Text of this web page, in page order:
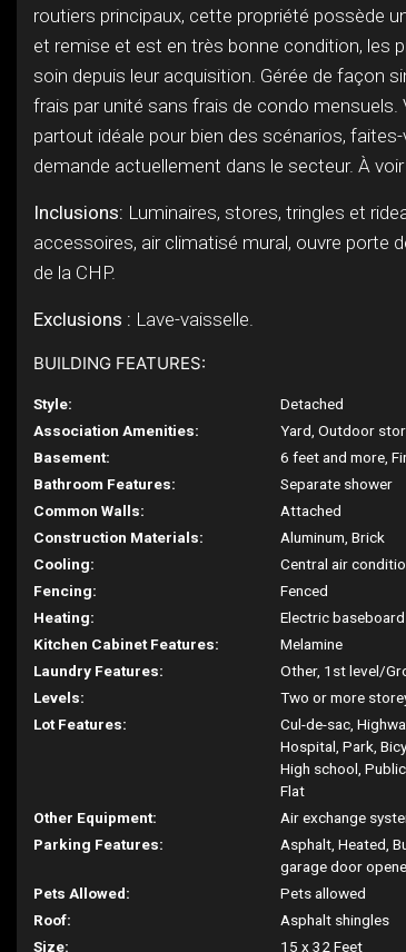
routiers principaux, cette propriété possède
et remise et est en très bonne condition, les
soin depuis leur acquisition. Gérée de façon
frais par unité sans frais de condo mensuels.
partout idéale pour bien des scénarios,
demande actuellement dans le secteur. À voir
Inclusions: Luminaires, stores, tringles et
accessoires, air climatisé mural, ouvre porte
de la CHP.
Exclusions : Lave-vaisselle.
BUILDING FEATURES:
Style:
Detached
Association Amenities:
Yard, Outdoor
Basement:
6 feet and more,
Bathroom Features:
Separate shower
Common Walls:
Attached
Construction Materials:
Aluminum, Brick
Cooling:
Central air
Fencing:
Fenced
Heating:
Electric
Kitchen Cabinet Features:
Melamine
Laundry Features:
Other, 1st level/
Levels:
Two or more
Lot Features:
Cul-de-sac,
Hospital, Park,
High school,
Flat
Other Equipment:
Air exchange
Parking Features:
Asphalt, Heated,
garage door
Pets Allowed:
Pets allowed
Roof:
Asphalt shingles
Size:
15 x 32 Feet